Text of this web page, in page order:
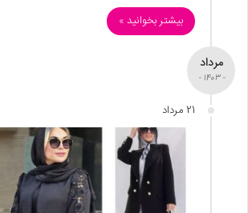
بیشتر بخوانید »
مرداد
- 1403 -
21 مرداد